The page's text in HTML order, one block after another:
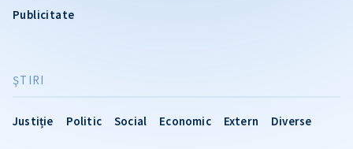
Publicitate
ŞTIRI
Justiție Politic Social Economic Extern Diverse